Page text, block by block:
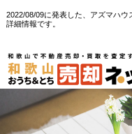
2022/08/09に発表した、アズマハ
詳細情報です。